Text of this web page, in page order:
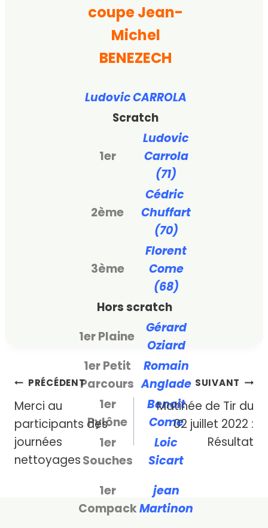
coupe Jean-
Michel
BENEZECH
Ludovic CARROLA
Scratch
1er
Ludovic
Carrola
(71)
2ème
Cédric
Chuffart
(70)
3ème
Florent
Come
(68)
Hors scratch
1er Plaine
Gérard
Oziard
1er Petit
Parcours
Romain
Anglade
1er
Pylône
Benoit
Come
1er
Souches
Loic
Sicart
1er
Compack
jean
Martinon
Navigation
de
l’article
PRÉCÉDENT
Merci au
participants des
journées
nettoyages
SUIVANT
Matinée de Tir du
02 juillet 2022 :
Résultat